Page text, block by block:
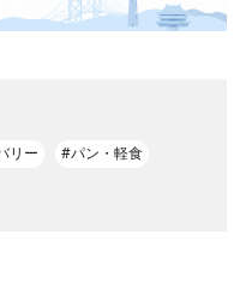
リー
#パン・軽食